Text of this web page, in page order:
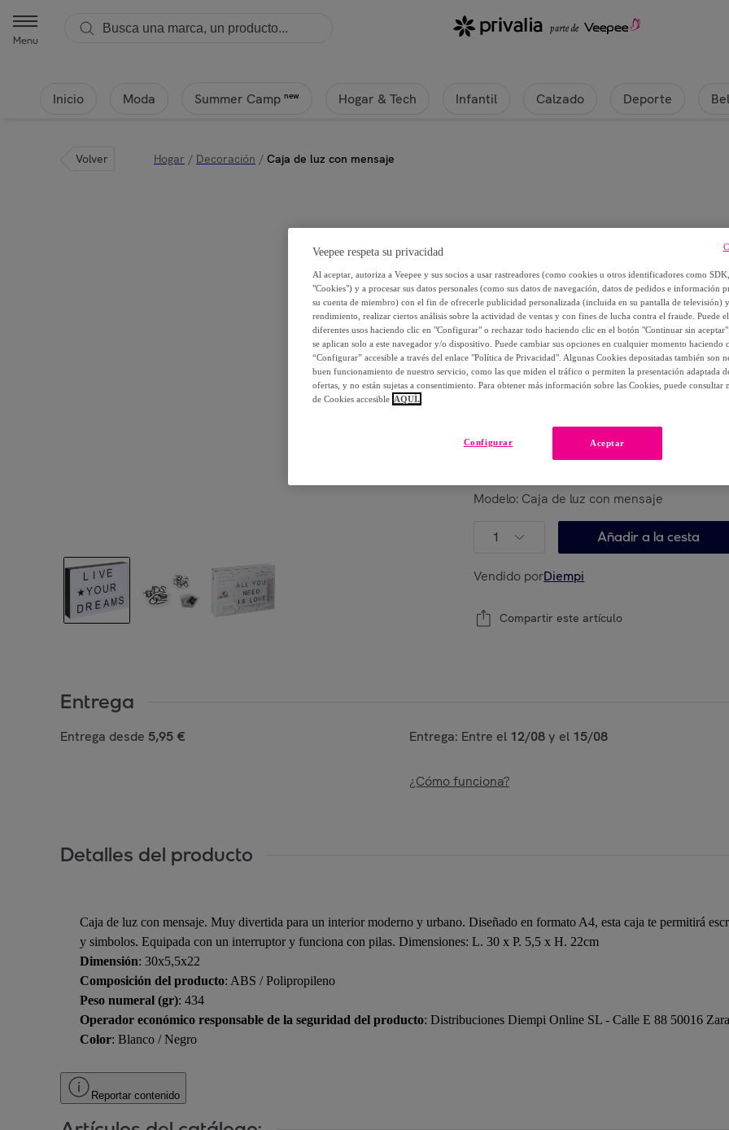
Menu
Inicio Moda Summer Camp new Hogar & Tech Infantil Calzado Deporte
Volver Hogar / Decoración / Caja de luz con mensaje
WellHome
Caja de luz con mensaje
11,49 €
38, €
-70 %
Modelo: Caja de luz con mensaje
1 Añadir a la cesta
Vendido porDiempi
Compartir este artículo
Entrega
Entrega desde 5,95 € Entrega: Entre el 12/08y el 15/08
¿Cómo funciona?
Detalles del producto
Caja de luz con mensaje. Muy divertida para un interior moderno y urbano. Diseñado en formato A4, esta caja te permitirá
y simbolos. Equipada con un interruptor y funciona con pilas. Dimensiones: L. 30 x P. 5,5 x H. 22cm
Dimensión: 30x5,5x22
Composición del producto: ABS / Polipropileno
Peso numeral (gr): 434
Operador económico responsable de la seguridad del producto: Distribuciones Diempi Online SL - Calle E 88 50016
Color: Blanco / Negro
Reportar contenido
Veepee respeta su privacidad
Al aceptar, autoriza a Veepee y sus socios a usar rastreadores (como cookies u otros identificadores como
"Cookies") y a procesar sus datos personales (como sus datos de navegación, datos de pedidos e información
su cuenta de miembro) con el fin de ofrecerle publicidad personalizada (incluida en su pantalla de televisión)
rendimiento, realizar ciertos análisis sobre la actividad de ventas y con fines de lucha contra el fraude. Puede
diferentes usos haciendo clic en "Configurar" o rechazar todo haciendo clic en el botón "Continuar sin
se aplican solo a este navegador y/o dispositivo. Puede cambiar sus opciones en cualquier momento haciendo
“Configurar” accesible a través del enlace "Política de Privacidad". Algunas Cookies depositadas también son
buen funcionamiento de nuestro servicio, como las que miden el tráfico o permiten la presentación adaptada
ofertas, y no están sujetas a consentimiento. Para obtener más información sobre las Cookies, puede consultar
de Cookies accesible AQUÍ.
Aceptar
Configurar